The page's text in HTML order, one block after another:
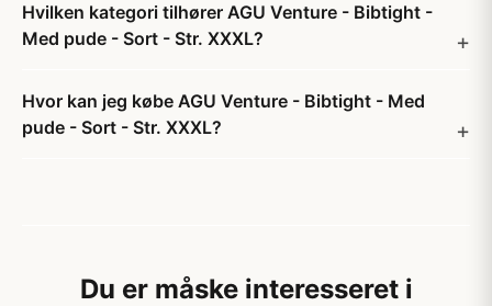
Hvilken kategori tilhører AGU Venture - Bibtight -
Med pude - Sort - Str. XXXL?
Hvor kan jeg købe AGU Venture - Bibtight - Med
pude - Sort - Str. XXXL?
Du er måske interesseret i